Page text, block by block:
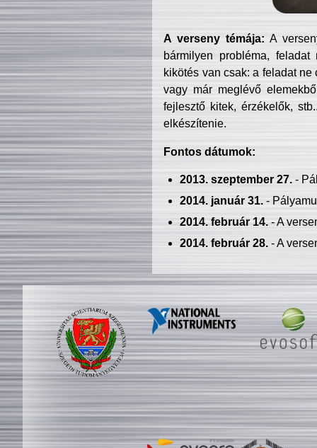
A verseny témája: A
bármilyen probléma, feladat
kikötés van csak: a feladat
vagy már meglévő
fejlesztő kitek, érzékelők,
elkészítenie.
Fontos dátumok:
2013. szeptember 27.-
2014. január 31.-
2014. február 14.- A
2014. február 28.- A